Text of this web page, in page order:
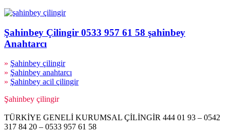
Şahinbey Çilingir 0533 957 61 58 şahinbey
Anahtarcı
» Şahinbey çilingir
» Şahinbey anahtarcı
» Şahinbey acil çilingir
Şahinbey çilingir
TÜRKİYE GENELİ KURUMSAL ÇİLİNGİR 444 01 93 – 0542
317 84 20 – 0533 957 61 58